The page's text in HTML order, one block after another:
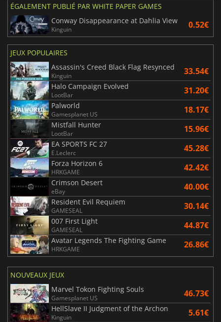
ÉGALEMENT PUBLIÉ PAR WHITE PAPER GAMES
Conway Disappearance at Dahlia View
Kinguin 0.52€
JEUX POPULAIRES
Assassin's Creed Black Flag Resynced
Kinguin 33.54€
Halo Campaign Evolved
LootBar 31.20€
Palworld
Gamesplanet US 18.17€
Mistfall Hunter
LootBar 15.96€
EA SPORTS FC 27
E.Leclerc 45.28€
Forza Horizon 6
HRKGAME 42.42€
Crimson Desert
eBay 40.00€
Resident Evil Requiem
GAMESEAL 30.14€
007 First Light
GAMESEAL 44.87€
Avatar Legends The Fighting Game
HRKGAME 26.86€
NOUVEAUX JEUX
Marvel Tokon Fighting Souls
Gamesplanet US 46.73€
HellSlave II Judgment of the Archon
Kinguin 5.61€